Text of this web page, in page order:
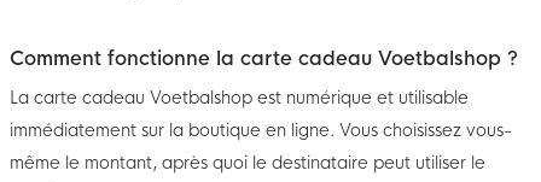
Comment fonctionne la carte cadeau Voetbalshop ?
La carte cadeau Voetbalshop est numérique et utilisable
immédiatement sur la boutique en ligne. Vous choisissez vous-
même le montant, après quoi le destinataire peut utiliser le